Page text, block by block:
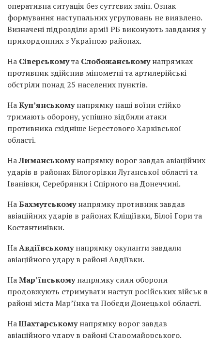
оперативна ситуація без суттєвих змін. Ознак
формування наступальних угруповань не виявлено.
Визначені підрозділи армії РБ виконують завдання у
прикордонних з Україною районах.
На Сіверськомута Слобожанськомунапрямках
противник здійснив мінометні та артилерійські
обстріли понад 25 населених пунктів.
НаКуп’янськомунапрямку наші воїни стійко
тримають оборону, успішно відбили атаки
противника східніше Берестового Харківської
області.
НаЛиманськомунапрямку ворог завдав авіаційних
ударів в районах Білогорівки Луганської області та
Іванівки, Серебрянки і Спірного на Донеччині.
НаБахмутськомунапрямку противник завдав
авіаційних ударів в районах Кліщіївки, Білої Гори та
Костянтинівки.
НаАвдіївськомунапрямку окупанти завдали
авіаційного удару в районі Авдіївки.
НаМар’їнськомунапрямку сили оборони
продовжують стримувати наступ російських військ в
районі міста Мар’їнка та Побєди Донецької області.
НаШахтарськомунапрямку ворог завдав
авіаційного удару в районі Старомайорського.